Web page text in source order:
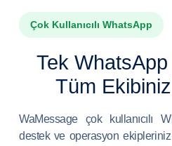
Çok Kullanıcılı WhatsApp
Tek WhatsApp
Tüm
WaMessage çok kullanıcılı
destek ve operasyon ekipleriniz